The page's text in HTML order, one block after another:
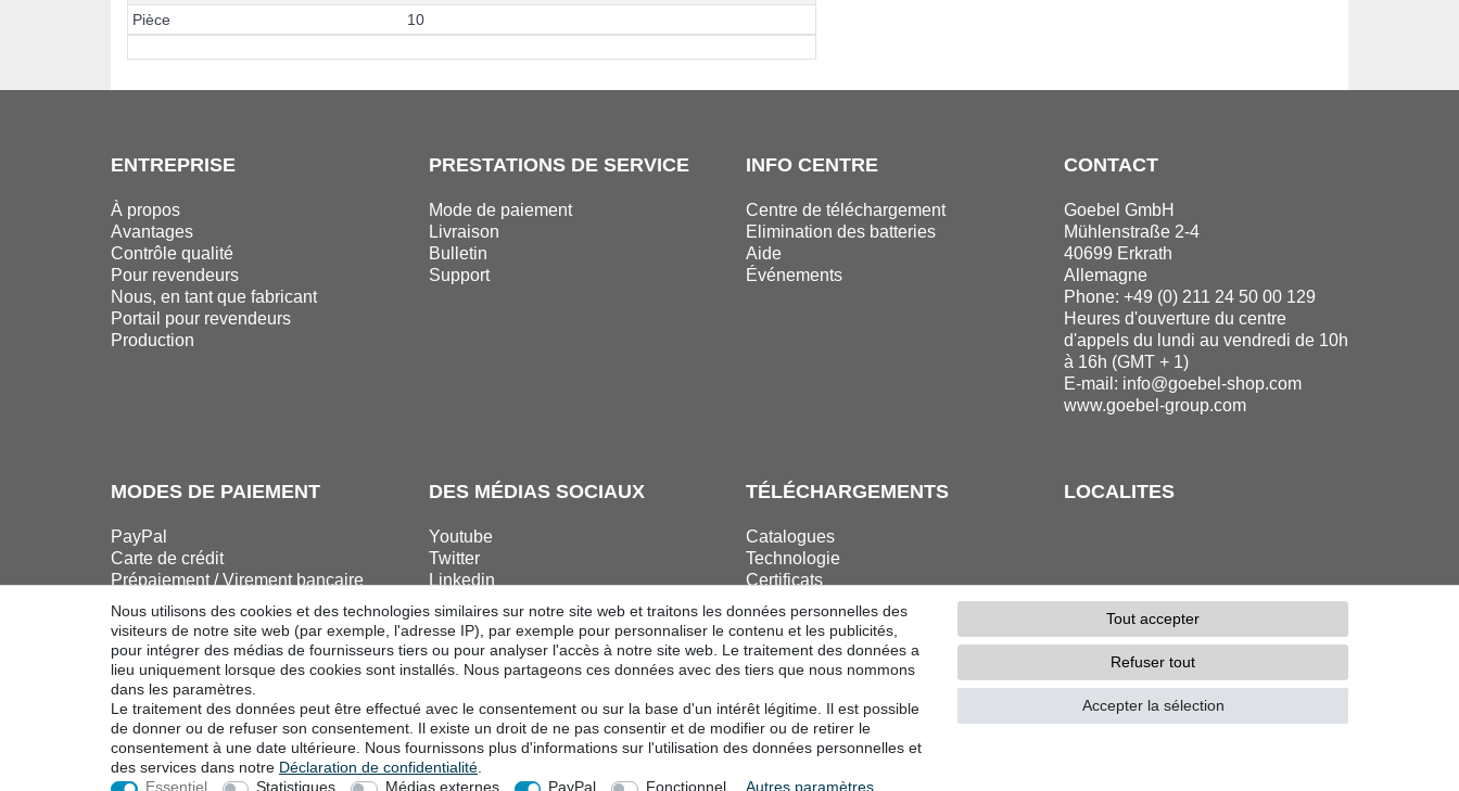
Pièce 10
ENTREPRISE
À propos
Avantages
Contrôle qualité
Pour revendeurs
Nous, en tant que fabricant
Portail pour revendeurs
Production
PRESTATIONS DE SERVICE
Mode de paiement
Livraison
Bulletin
Support
INFO CENTRE
Centre de téléchargement
Elimination des batteries
Aide
Événements
CONTACT
Goebel GmbH
Mühlenstraße 2-4
40699 Erkrath
Allemagne
Phone: +49 (0) 211 24 50 00 129
Heures d'ouverture du centre
d'appels du lundi au vendredi de 10h
à 16h (GMT + 1)
E-mail: info@goebel-shop.com
www.goebel-group.com
MODES DE PAIEMENT
PayPal
Carte de crédit
Prépaiement / Virement bancaire
DES MÉDIAS SOCIAUX
Youtube
Twitter
Linkedin
Facebook
Instagram
TÉLÉCHARGEMENTS
Catalogues
Technologie
Certificats
Études
Promotion
LOCALITES
Droit de rétractation Formulaire de rétractation Mentions légales Déclaration de confidentialité Conditions générales Contact
Nous utilisons des cookies et des technologies similaires sur notre site web et traitons les données personnelles des
visiteurs de notre site web (par exemple, l'adresse IP), par exemple pour personnaliser le contenu et les publicités,
pour intégrer des médias de fournisseurs tiers ou pour analyser l'accès à notre site web. Le traitement des données a
lieu uniquement lorsque des cookies sont installés. Nous partageons ces données avec des tiers que nous nommons
dans les paramètres.
Le traitement des données peut être effectué avec le consentement ou sur la base d'un intérêt légitime. Il est possible
de donner ou de refuser son consentement. Il existe un droit de ne pas consentir et de modifier ou de retirer le
consentement à une date ultérieure. Nous fournissons plus d'informations sur l'utilisation des données personnelles et
des services dans notre Déclaration de confidentialité
Essentiel
Statistiques Médias externes PayPal Fonctionnel Autres paramètres
Tout accepter
Refuser tout
Accepter la sélection